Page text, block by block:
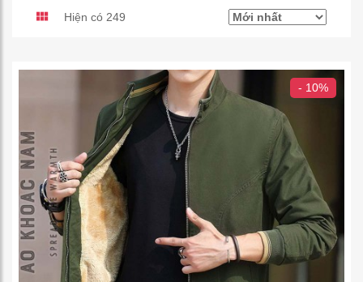
Hiện có 249
- 10%